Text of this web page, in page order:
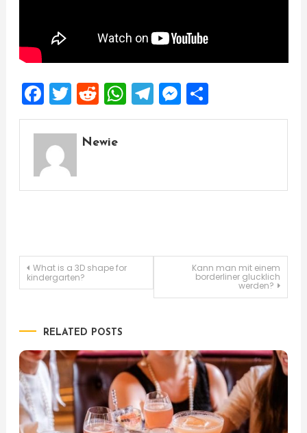
Facebook
Twitter
Reddit
WhatsApp
Telegram
Messenger
Share
Newie
Post
What is a 3D shape for
kindergarten?
Kann man mit einem
borderliner glucklich
werden?
RELATED POSTS